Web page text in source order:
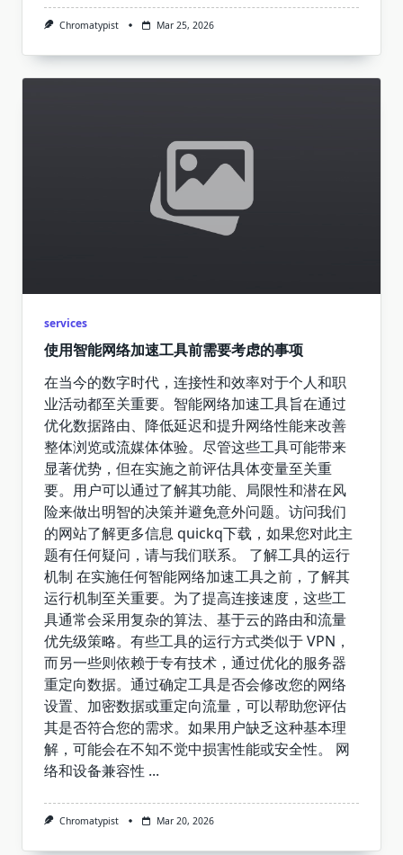
Chromatypist Mar 25, 2026
services
使用智能网络加速工具前需要考虑的事项
在当今的数字时代，连接性和效率对于个人和职
业活动都至关重要。智能网络加速工具旨在通过
优化数据路由、降低延迟和提升网络性能来改善
整体浏览或流媒体体验。尽管这些工具可能带来
显著优势，但在实施之前评估具体变量至关重
要。用户可以通过了解其功能、局限性和潜在风
险来做出明智的决策并避免意外问题。访问我们
的网站了解更多信息 quickq下载，如果您对此主
题有任何疑问，请与我们联系。 了解工具的运行
机制 在实施任何智能网络加速工具之前，了解其
运行机制至关重要。为了提高连接速度，这些工
具通常会采用复杂的算法、基于云的路由和流量
优先级策略。有些工具的运行方式类似于 VPN，
而另一些则依赖于专有技术，通过优化的服务器
重定向数据。通过确定工具是否会修改您的网络
设置、加密数据或重定向流量，可以帮助您评估
其是否符合您的需求。如果用户缺乏这种基本理
解，可能会在不知不觉中损害性能或安全性。 网
络和设备兼容性 ...
Chromatypist Mar 20, 2026